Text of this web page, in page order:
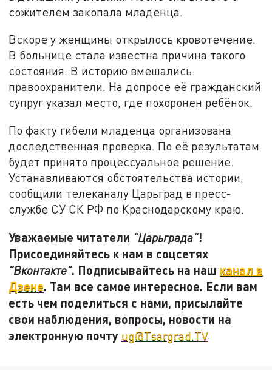
сожителем закопала младенца.
Вскоре у женщины открылось кровотечение.
В больнице стала известна причина такого
состояния. В историю вмешались
правоохранители. На допросе её гражданский
супруг указал место, где похоронен ребёнок.
По факту гибели младенца организована
доследственная проверка. По её результатам
будет принято процессуальное решение.
Устанавливаются обстоятельства истории,
сообщили телеканалу Царьград в пресс-
службе СУ СК РФ по Краснодарскому краю.
Уважаемые читатели "Царьграда"!
Присоединяйтесь к нам в соцсетях
"Вконтакте". Подписывайтесь на наш канал в
Дзене. Там все самое интересное. Если вам
есть чем поделиться с нами, присылайте
свои наблюдения, вопросы, новости на
электронную почту ug@Tsargrad.TV